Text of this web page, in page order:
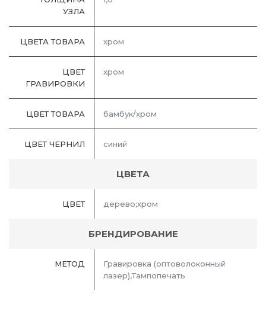
УЗЛА
ЦВЕТА ТОВАРА хром
ЦВЕТ
ГРАВИРОВКИ
хром
ЦВЕТ ТОВАРА бамбук/хром
ЦВЕТ ЧЕРНИЛ синий
ЦВЕТА
ЦВЕТ дерево;хром
БРЕНДИРОВАНИЕ
МЕТОД
Гравировка (оптоволоконный
лазер),Тампопечать